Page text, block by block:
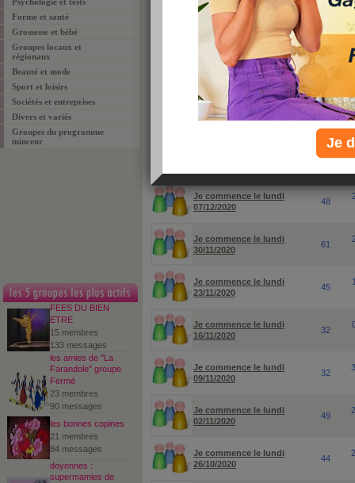
Forme et santé
Grossesse et bébé
Groupes locaux et
régionaux
Beauté et mode
Sport et loisirs
Sociétés et entreprises
Divers et variés
Groupes du programme
minceur
FEES DU BIEN
ETRE
15 membres
133 messages
les amies de "La
Farandole" groupe
Fermé
23 membres
90 messages
les bonnes copines
21 membres
84 messages
doyennes :
supermamies de
programme (ex: St-Sylvestre si vous
pour rechercher un groupe ou un sujet
Je commence le lundi
07/12/2020
48
Je commence le lundi
30/11/2020
61
Je commence le lundi
23/11/2020
45
Je commence le lundi
16/11/2020
32
Je commence le lundi
09/11/2020
32
Je commence le lundi
02/11/2020
49
Je commence le lundi
26/10/2020
44
Je